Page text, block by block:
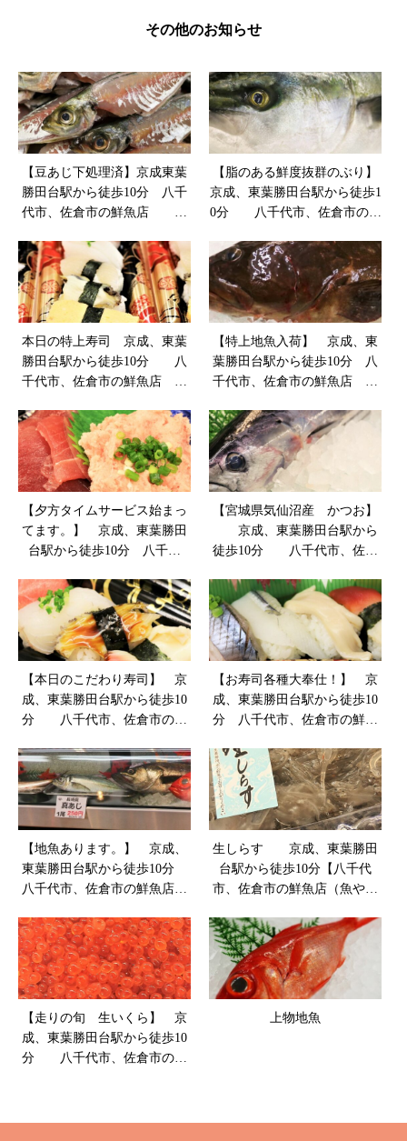
その他のお知らせ
【豆あじ下処理済】京成東葉
勝田台駅から徒歩10分 八千
代市、佐倉市の鮮魚店 魚
【脂のある鮮度抜群のぶり】
京成、東葉勝田台駅から徒歩1
0分 八千代市、佐倉市の鮮
本日の特上寿司 京成、東葉
勝田台駅から徒歩10分 八
千代市、佐倉市の鮮魚店
【特上地魚入荷】 京成、東
葉勝田台駅から徒歩10分 八
千代市、佐倉市の鮮魚店 魚
【夕方タイムサービス始まっ
てます。】 京成、東葉勝田
台駅から徒歩10分 八千代
粋
【宮城県気仙沼産 かつお】
京成、東葉勝田台駅から
徒歩10分 八千代市、佐倉
【本日のこだわり寿司】 京
成、東葉勝田台駅から徒歩10
分 八千代市、佐倉市の鮮
【お寿司各種大奉仕！】 京
成、東葉勝田台駅から徒歩10
分 八千代市、佐倉市の鮮魚
【地魚あります。】 京成、
東葉勝田台駅から徒歩10分
八千代市、佐倉市の鮮魚店
生しらす 京成、東葉勝田
台駅から徒歩10分【八千代
市、佐倉市の鮮魚店（魚や山
【走りの旬 生いくら】 京
成、東葉勝田台駅から徒歩10
分 八千代市、佐倉市の鮮
上物地魚